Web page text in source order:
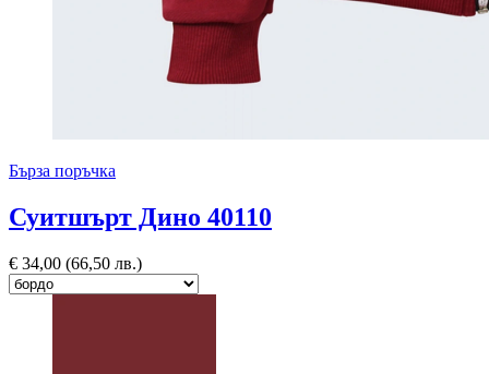
Бърза поръчка
Суитшърт Дино 40110
€ 34,00 (66,50 лв.)